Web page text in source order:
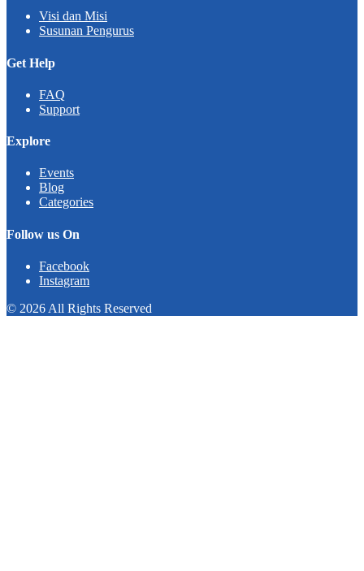
Visi dan Misi
Susunan Pengurus
Get Help
FAQ
Support
Explore
Events
Blog
Categories
Follow us On
Facebook
Instagram
© 2026 All Rights Reserved